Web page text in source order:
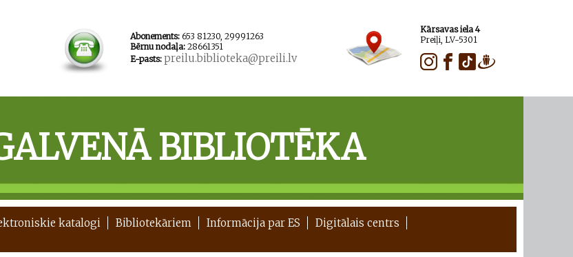
Abonements: 653 81230, 29991263
Bērnu nodaļa: 28661351
E-pasts: preilu.biblioteka@preili.lv
Kārsavas iela 4
Preiļi, LV-5301
BIBLIOTĒKA
katalogi Bibliotekāriem Informācija par ES
Digitālais centrs